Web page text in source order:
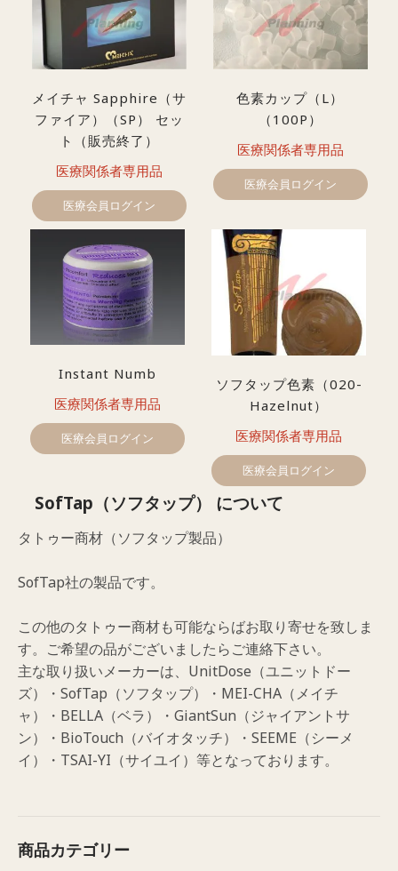
メイチャ Sapphire（サ
ファイア）（SP） セッ
ト（販売終了）
医療関係者専用品
医療会員ログイン
色素カップ（L）
（100P）
医療関係者専用品
医療会員ログイン
Instant Numb
医療関係者専用品
医療会員ログイン
ソフタップ色素（020-
Hazelnut）
医療関係者専用品
医療会員ログイン
SofTap（ソフタップ） について
タトゥー商材（ソフタップ製品）
SofTap社の製品です。
この他のタトゥー商材も可能ならばお取り寄せを致しま
す。ご希望の品がございましたらご連絡下さい。
主な取り扱いメーカーは、UnitDose（ユニットドー
ズ）・SofTap（ソフタップ）・MEI-CHA（メイチ
ャ）・BELLA（ベラ）・GiantSun（ジャイアントサ
ン）・BioTouch（バイオタッチ）・SEEME（シーメ
イ）・TSAI-YI（サイユイ）等となっております。
商品カテゴリー